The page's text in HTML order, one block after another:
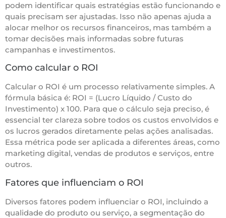
podem identificar quais estratégias estão funcionando e
quais precisam ser ajustadas. Isso não apenas ajuda a
alocar melhor os recursos financeiros, mas também a
tomar decisões mais informadas sobre futuras
campanhas e investimentos.
Como calcular o ROI
Calcular o ROI é um processo relativamente simples. A
fórmula básica é: ROI = (Lucro Líquido / Custo do
Investimento) x 100. Para que o cálculo seja preciso, é
essencial ter clareza sobre todos os custos envolvidos e
os lucros gerados diretamente pelas ações analisadas.
Essa métrica pode ser aplicada a diferentes áreas, como
marketing digital, vendas de produtos e serviços, entre
outros.
Fatores que influenciam o ROI
Diversos fatores podem influenciar o ROI, incluindo a
qualidade do produto ou serviço, a segmentação do